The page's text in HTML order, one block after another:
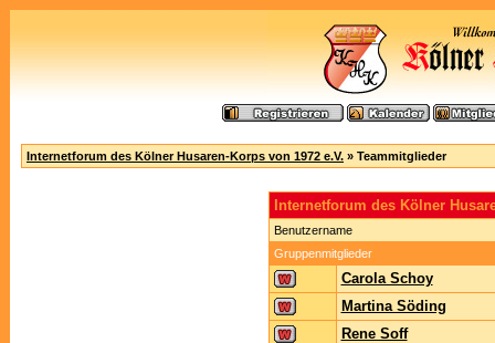
Internetforum des Kölner Husaren-Korps von 1972 e.V. » Teammitglieder
Internetforum des Kölner
Benutzername
Gruppenmitglieder
Carola Schoy
Martina Söding
Rene Soff